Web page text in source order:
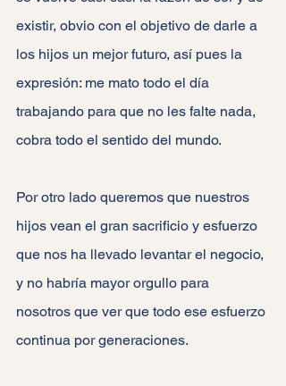
existir, obvio con el objetivo de darle a
los hijos un mejor futuro, así pues la
expresión: me mato todo el día
trabajando para que no les falte nada,
cobra todo el sentido del mundo.
Por otro lado queremos que nuestros
hijos vean el gran sacrificio y esfuerzo
que nos ha llevado levantar el negocio,
y no habría mayor orgullo para
nosotros que ver que todo ese esfuerzo
continua por generaciones.